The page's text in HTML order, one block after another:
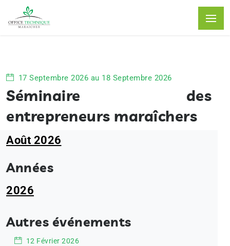
17 Septembre 2026 au 18 Septembre 2026
Séminaire des
entrepreneurs maraîchers
Août 2026
Années
2026
Autres événements
12 Février 2026